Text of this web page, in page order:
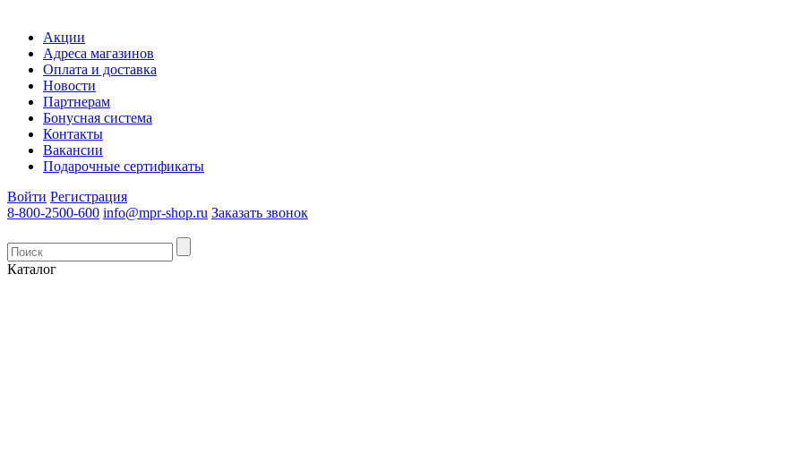
Акции
Адреса магазинов
Оплата и доставка
Новости
Партнерам
Бонусная система
Контакты
Вакансии
Подарочные сертификаты
Войти Регистрация
8-800-2500-600 info@mpr-shop.ru Заказать звонок
Каталог